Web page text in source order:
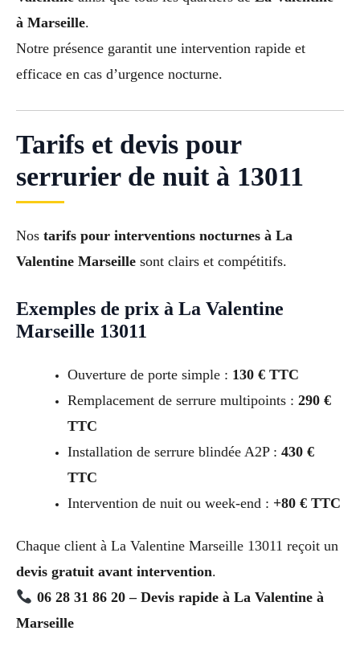
à Marseille.
Notre présence garantit une intervention rapide et
efficace en cas d’urgence nocturne.
Tarifs et devis pour
serrurier de nuit à 13011
Nos tarifs pour interventions nocturnes à La
Valentine Marseille sont clairs et compétitifs.
Exemples de prix à La Valentine
Marseille 13011
Ouverture de porte simple : 130 € TTC
Remplacement de serrure multipoints : 290 €
TTC
Installation de serrure blindée A2P : 430 €
TTC
Intervention de nuit ou week-end : +80 € TTC
Chaque client à La Valentine Marseille 13011 reçoit un
devis gratuit avant intervention.
06 28 31 86 20 – Devis rapide à La Valentine à
Marseille